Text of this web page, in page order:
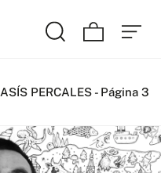
ASÍS PERCALES - Página 3